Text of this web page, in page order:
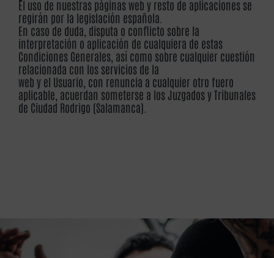
El uso de nuestras páginas web y resto de aplicaciones se
regirán por la legislación española.
En caso de duda, disputa o conflicto sobre la
interpretación o aplicación de cualquiera de estas
Condiciones Generales, así como sobre cualquier cuestión
relacionada con los servicios de la
web y el Usuario, con renuncia a cualquier otro fuero
aplicable, acuerdan someterse a los Juzgados y Tribunales
de Ciudad Rodrigo (Salamanca).